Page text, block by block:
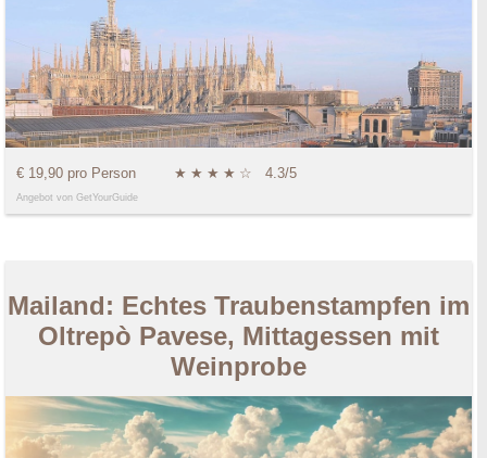
€ 19,90 pro Person ★ ★ ★ ★ ☆ 4.3/5
Angebot von GetYourGuide
Mailand: Echtes Traubenstampfen im
Oltrepò Pavese, Mittagessen mit
Weinprobe